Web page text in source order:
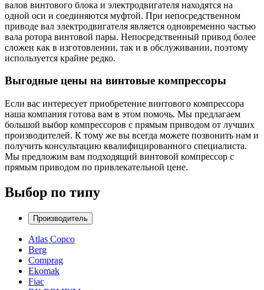
валов винтового блока и электродвигателя находятся на
одной оси и соединяются муфтой. При непосредственном
приводе вал электродвигателя является одновременно частью
вала ротора винтовой пары. Непосредственный привод более
сложен как в изготовлении, так и в обслуживании, поэтому
используется крайне редко.
Выгодные цены на винтовые компрессоры
Если вас интересует приобретение винтового компрессора
наша компания готова вам в этом помочь. Мы предлагаем
большой выбор компрессоров с прямым приводом от лучших
производителей. К тому же вы всегда можете позвонить нам и
получить консультацию квалифицированного специалиста.
Мы предложим вам подходящий винтовой компрессор с
прямым приводом по привлекательной цене.
Выбор по типу
Производитель
Atlas Copco
Berg
Comprag
Ekomak
Fiac